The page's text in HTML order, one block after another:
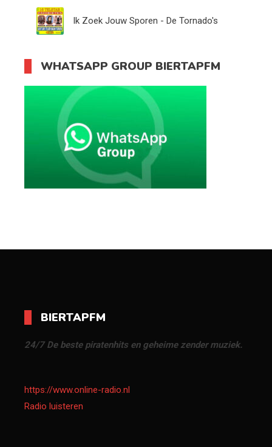
Ik Zoek Jouw Sporen - De Tornado's
WHATSAPP GROUP BIERTAPFM
BIERTAPFM
24/7 De beste piratenhits en geheime zender muziek.
https://www.online-radio.nl
Radio luisteren